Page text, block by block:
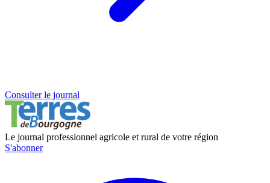
Consulter le journal
Le journal professionnel agricole et rural de votre région
S'abonner